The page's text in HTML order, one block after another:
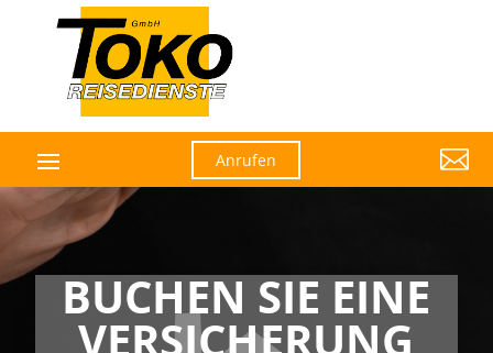
Anrufen 
BUCHEN SIE EINE
VERSICHERUNG